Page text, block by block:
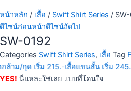
หน้าหลัก / เสื้อ / Swift Shirt Series /
ดีไซน์ก่อนหน้าดีไซน์ถัดไป
SW-0192
Categories Swift Shirt Series, เสื้อ Tag
ล้าม/กุด เริ่ม 215.-เสื้อแขนสั้น เริ่ม
YES! นี่แหละใช่เลย แบบที่โดนใจ